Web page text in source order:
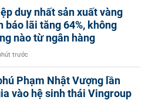
duy nhất sản xuất vàng
báo lãi tăng 64%, không
nào từ ngân hàng
trước
Phạm Nhật Vượng lần
vào hệ sinh thái Vingroup